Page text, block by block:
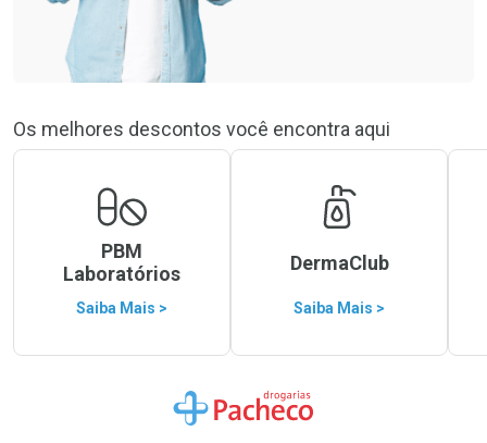
Os melhores descontos você encontra aqui
PBM
Laboratórios
Saiba Mais >
DermaClub
Saiba Mais >
Ir para a Home